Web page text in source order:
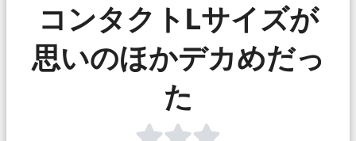
コンタクトLサイズが
思いのほかデカめだっ
た